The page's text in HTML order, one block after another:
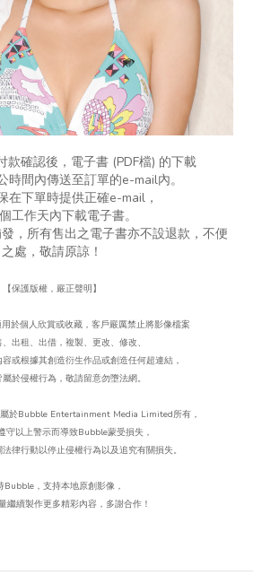
款確認後，電子書 (PDF檔) 的下載
時間內傳送至訂單的e-mail內。
在下單時提供正確e-mail，
工作天內下載電子書。
，所有售出之電子書亦不設退款，不便
之處，敬請原諒！
【保護版權，嚴正聲明】
於個人欣賞或收藏，客戶嚴厲禁止將影像檔案
出租、出借，複製、更改、 修改、
或根據其創造衍生作品或創造任何超連結，
於侵權行為， 敬請留意勿墮法網。
於Bubble Entertainment Media Limited所有，
守以上警示而導致Bubble蒙受損失，
律行動以停止侵權行為以及追究有關損失。
Bubble ， 支持本地原創影像，
繼續製作更多精彩內容，多謝合作！